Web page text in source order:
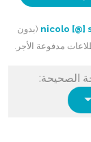
nicolo [@] (بدون
مدفوعة الأجر.
الصحيحة: